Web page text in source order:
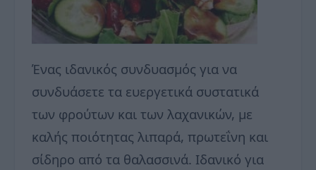
Ένας ιδανικός συνδυασμός για να
συνδυάσετε τα ευεργετικά συστατικά
των φρούτων και των λαχανικών, με
καλής ποιότητας λιπαρά, πρωτεΐνη και
σίδηρο από τα θαλασσινά. Ιδανικό για